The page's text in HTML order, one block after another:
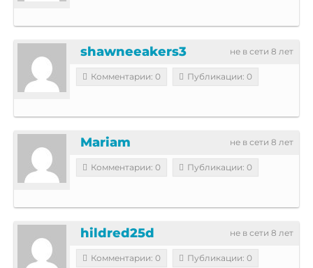
не в сети 8 лет
shawneeakers3
Комментарии: 0 Публикации: 0
не в сети 8 лет
Mariam
Комментарии: 0 Публикации: 0
не в сети 8 лет
hildred25d
Комментарии: 0 Публикации: 0